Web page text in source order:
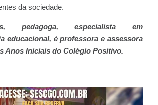
da sociedade.
pedagoga, especialista em
educacional, é professora e assessora
Anos Iniciais do Colégio Positivo.